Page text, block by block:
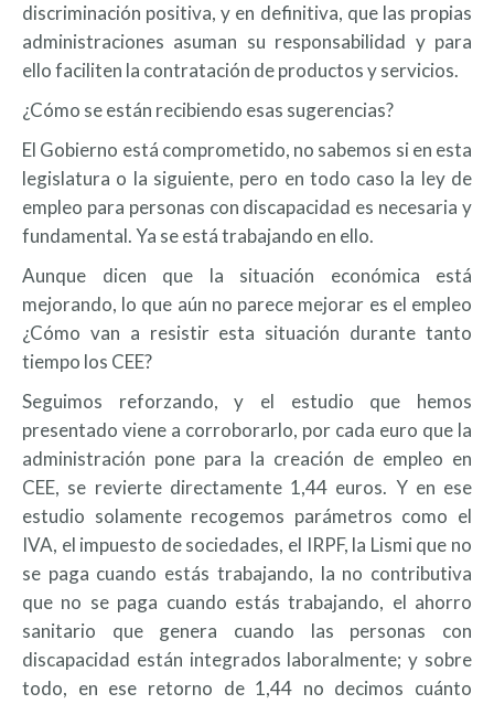
discriminación positiva, y en definitiva, que las propias
administraciones asuman su responsabilidad y para
ello faciliten la contratación de productos y servicios.
¿Cómo se están recibiendo esas sugerencias?
El Gobierno está comprometido, no sabemos si en esta
legislatura o la siguiente, pero en todo caso la ley de
empleo para personas con discapacidad es necesaria y
fundamental. Ya se está trabajando en ello.
Aunque dicen que la situación económica está
mejorando, lo que aún no parece mejorar es el empleo
¿Cómo van a resistir esta situación durante tanto
tiempo los CEE?
Seguimos reforzando, y el estudio que hemos
presentado viene a corroborarlo, por cada euro que la
administración pone para la creación de empleo en
CEE, se revierte directamente 1,44 euros. Y en ese
estudio solamente recogemos parámetros como el
IVA, el impuesto de sociedades, el IRPF, la Lismi que no
se paga cuando estás trabajando, la no contributiva
que no se paga cuando estás trabajando, el ahorro
sanitario que genera cuando las personas con
discapacidad están integrados laboralmente; y sobre
todo, en ese retorno de 1,44 no decimos cuánto